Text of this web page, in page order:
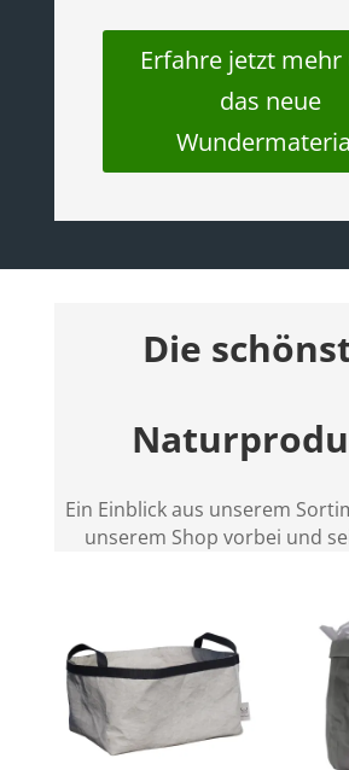
Erfahre jetzt
das neue
Die
Ein Einblick aus unserem
unserem Shop vorbei und